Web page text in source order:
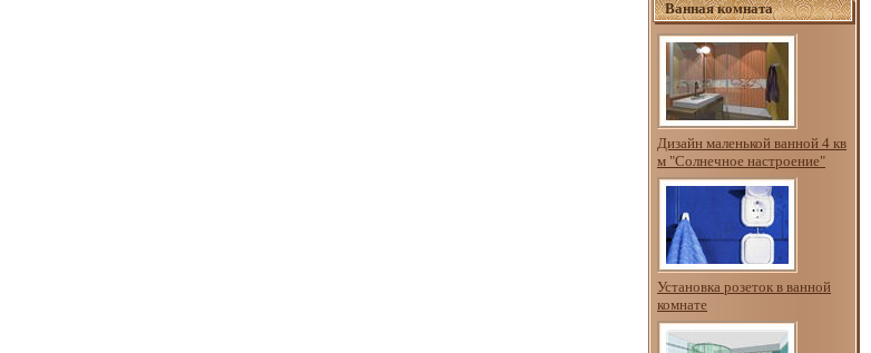
Ванная комната
Дизайн маленькой ванной 4 кв
м "Солнечное настроение"
Установка розеток в ванной
комнате